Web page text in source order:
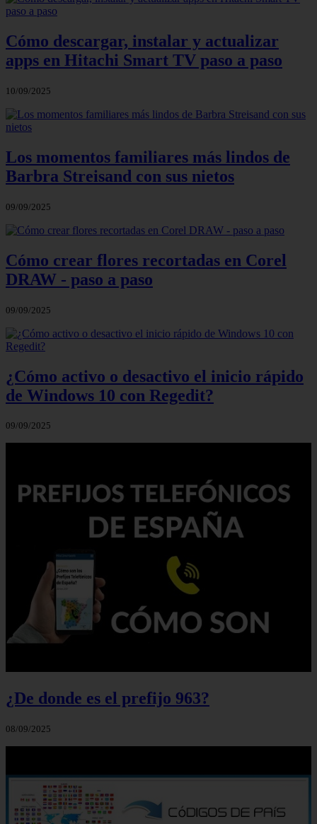
Cómo descargar, instalar y actualizar
apps en Hitachi Smart TV paso a paso
10/09/2025
Los momentos familiares más lindos de
Barbra Streisand con sus nietos
09/09/2025
Cómo crear flores recortadas en Corel
DRAW - paso a paso
09/09/2025
¿Cómo activo o desactivo el inicio rápido
de Windows 10 con Regedit?
09/09/2025
¿De donde es el prefijo 963?
08/09/2025